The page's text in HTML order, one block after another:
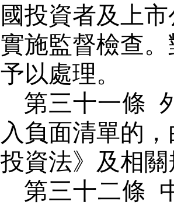
國投資者及上
實施監督檢查
予以處理。
第三十一條
入負面清單的
投資法》及相
第三十二條